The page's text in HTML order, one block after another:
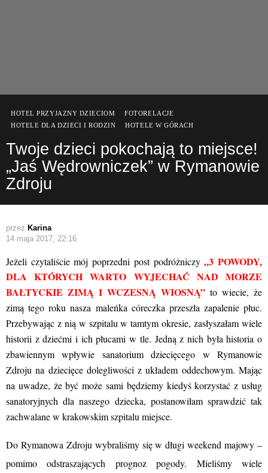
HOTEL PRZYJAZNY DZIECIOM
FOTORELACJE
HOTELE DLA DZIECI I RODZIN
HOTELE W GÓRACH
Twoje dzieci pokochają to miejsce!
„Jaś Wędrowniczek” w Rymanowie
Zdroju
przez Karina
14 maja 2017, 22:16
Jeżeli czytaliście mój poprzedni post podróżniczy„3 POWODY,
DLA KTÓRYCH WARTO WYJECHAĆ NAD MORZE
BAŁTYCKIE ZIMĄ I WCZESNĄ WIOSNĄ” to wiecie, że
zimą tego roku nasza maleńka córeczka przeszła zapalenie płuc.
Przebywając z nią w szpitalu w tamtym okresie, zasłyszałam wiele
historii z dziećmi i ich płucami w tle. Jedną z nich była historia o
zbawiennym wpływie sanatorium dziecięcego w Rymanowie
Zdroju na dziecięce dolegliwości z układem oddechowym. Mając
na uwadze, że być może sami będziemy kiedyś korzystać z usług
sanatoryjnych dla naszego dziecka, postanowiłam sprawdzić tak
zachwalane w krakowskim szpitalu miejsce.
Do Rymanowa Zdroju wybraliśmy się w długi weekend majowy –
pomimo odstraszających prognoz pogody. Mieliśmy wiele